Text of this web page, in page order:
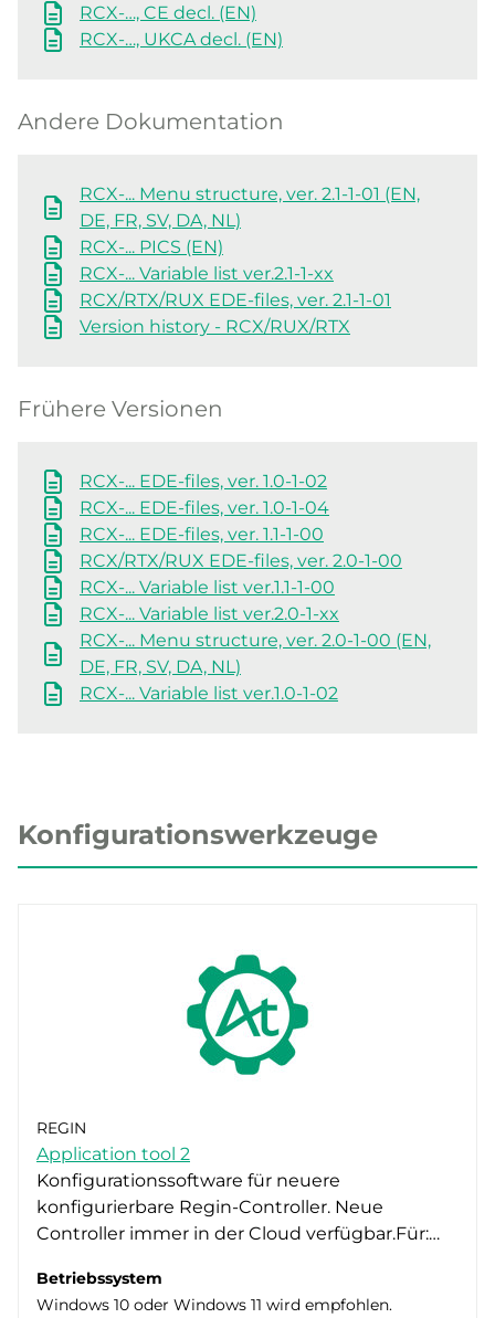
RCX-…, CE decl. (EN)
RCX-…, UKCA decl. (EN)
Andere Dokumentation
RCX-... Menu structure, ver. 2.1-1-01 (EN,
DE, FR, SV, DA, NL)
RCX-... PICS (EN)
RCX-... Variable list ver.2.1-1-xx
RCX/RTX/RUX EDE-files, ver. 2.1-1-01
Version history - RCX/RUX/RTX
Frühere Versionen
RCX-... EDE-files, ver. 1.0-1-02
RCX-... EDE-files, ver. 1.0-1-04
RCX-... EDE-files, ver. 1.1-1-00
RCX/RTX/RUX EDE-files, ver. 2.0-1-00
RCX-... Variable list ver.1.1-1-00
RCX-... Variable list ver.2.0-1-xx
RCX-... Menu structure, ver. 2.0-1-00 (EN,
DE, FR, SV, DA, NL)
RCX-... Variable list ver.1.0-1-02
Konfigurationswerkzeuge
REGIN
Application tool 2
Konfigurationssoftware für neuere
konfigurierbare Regin-Controller. Neue
Controller immer in der Cloud verfügbar.Für:…
Betriebssystem
Windows 10 oder Windows 11 wird empfohlen.